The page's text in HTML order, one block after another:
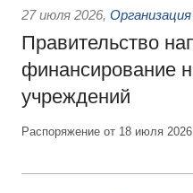
27 июля 2026,
Правительство
финансирование
учреждений
Распоряжение от 18 июля